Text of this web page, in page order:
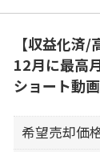
【収益化済
12月に最高
ショート動
希望売却価